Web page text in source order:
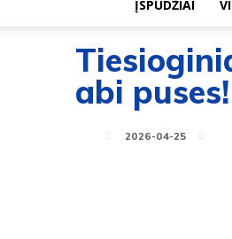
ĮSPŪDŽIAI
abi puses!
2026-04-25